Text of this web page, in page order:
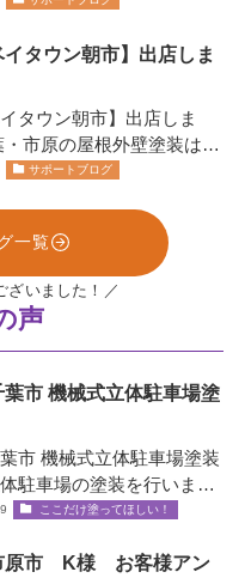
イタウン朝市】出店しま
イタウン朝市】出店しま
さい！株式会社リペイン
サポートブログ
一覧
ざいました！／
声
市 機械式立体駐車場塗
市 機械式立体駐車場塗装
駐車場の塗装を行いまし
ここだけ塗ってほしい！
原市 K様 お客様アン